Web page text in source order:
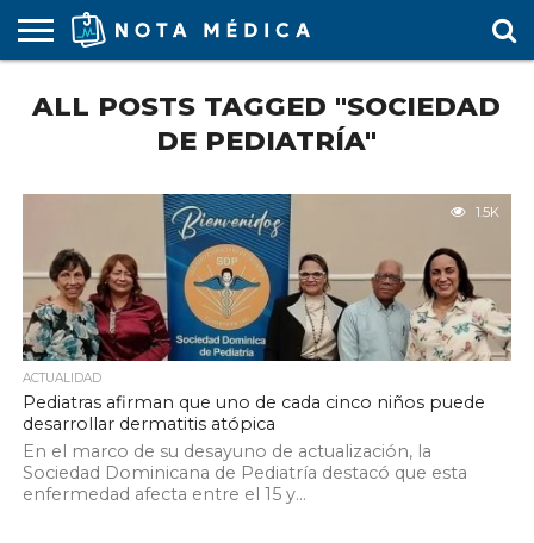
MÉDICA
ARS
ARTÍCULO
ACTUALIDAD
COLEGIO
MÉDICO
COVID-
19
EDUCACIÓN
MÉDICA
ESTUDIANTES
FARMACÉUTICAS
GUBERNAMENTAL
HOSPITALES
Y CLÍNICAS
MARKETING
MÉDICO
RESIDENTES
SALUD
LABORAL
SOCIEDADES
MÉDICAS
TURISMO
MÉDICO
VÍDEOS
ALL POSTS TAGGED "SOCIEDAD
DE PEDIATRÍA"
1.5K
ACTUALIDAD
Pediatras afirman que uno de cada cinco niños puede
desarrollar dermatitis atópica
En el marco de su desayuno de actualización, la
Sociedad Dominicana de Pediatría destacó que esta
enfermedad afecta entre el 15 y...